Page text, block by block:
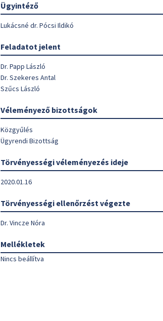
Ügyintéző
Lukácsné dr. Pócsi Ildikó
Feladatot jelent
Dr. Papp László
Dr. Szekeres Antal
Szűcs László
Véleményező bizottságok
Közgyűlés
Ügyrendi Bizottság
Törvényességi véleményezés ideje
2020.01.16
Törvényességi ellenőrzést végezte
Dr. Vincze Nóra
Mellékletek
Nincs beállítva